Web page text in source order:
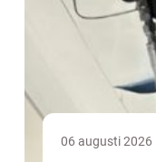
06 augusti 2026